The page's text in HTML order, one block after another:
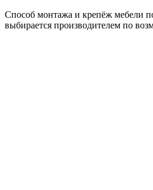
Способ монтажа и крепёж мебели
выбирается производителем по